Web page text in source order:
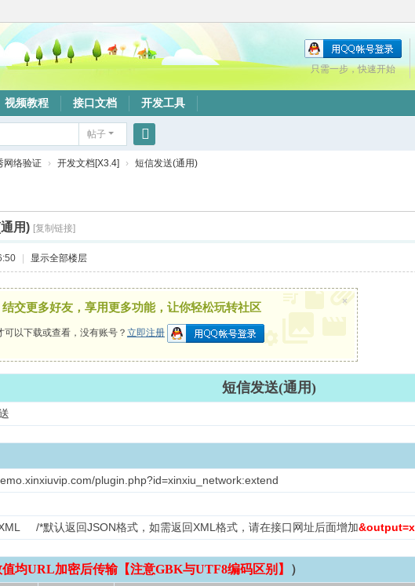
只需一步，快速开始
视频教程 接口文档 开发工具
帖子
搜
网络验证 › 开发文档[X3.4] › 短信发送(通用)
用) [复制链接]
显示全部楼层
交更多好友，享用更多功能，让你轻松玩转社区
可以下载或查看，没有账号？ 立即注册
×
短信发送(通用)
plugin.php?id=xinxiu_network:extend
/*默认返回JSON格式，如需返回XML格式，请在接口网址后面增加
值均URL加密后传输【注意GBK与UTF8编码区别】 ）